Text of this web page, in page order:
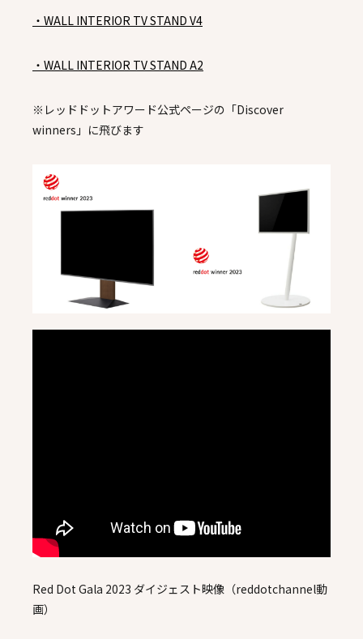
・WALL INTERIOR TV STAND V4
・WALL INTERIOR TV STAND A2
※レッドドットアワード公式ページの「Discover
winners」に飛びます
Red Dot Gala 2023 ダイジェスト映像（reddotchannel動
画）